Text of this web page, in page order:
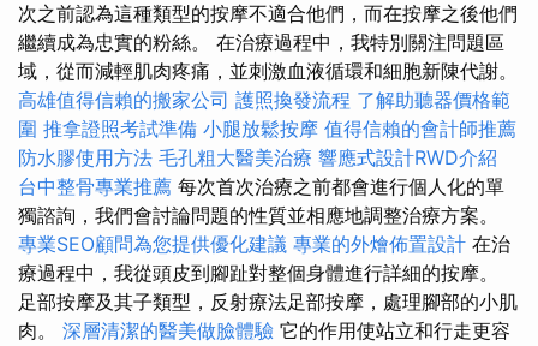
次之前認為這種類型的按摩不適合他們，而在按摩之後他們
繼續成為忠實的粉絲。 在治療過程中，我特別關注問題區
域，從而減輕肌肉疼痛，並刺激血液循環和細胞新陳代謝。
高雄值得信賴的搬家公司 護照換發流程 了解助聽器價格範
圍 推拿證照考試準備 小腿放鬆按摩 值得信賴的會計師推薦
防水膠使用方法 毛孔粗大醫美治療 響應式設計RWD介紹
台中整骨專業推薦 每次首次治療之前都會進行個人化的單
獨諮詢，我們會討論問題的性質並相應地調整治療方案。
專業SEO顧問為您提供優化建議 專業的外燴佈置設計 在治
療過程中，我從頭皮到腳趾對整個身體進行詳細的按摩。
足部按摩及其子類型，反射療法足部按摩，處理腳部的小肌
肉。 深層清潔的醫美做臉體驗 它的作用使站立和行走更容